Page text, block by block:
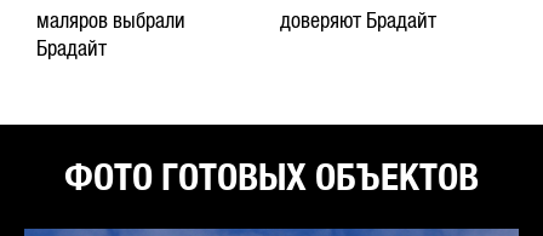
маляров выбрали
Брадайт
доверяют Брадайт
ФОТО ГОТОВЫХ ОБЪЕКТОВ